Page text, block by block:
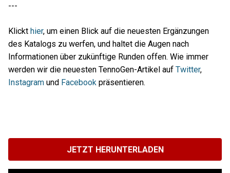
---
Klickt hier, um einen Blick auf die neuesten Ergänzungen
des Katalogs zu werfen, und haltet die Augen nach
Informationen über zukünftige Runden offen. Wie immer
werden wir die neuesten TennoGen-Artikel auf Twitter,
Instagram und Facebook präsentieren.
JETZT HERUNTERLADEN